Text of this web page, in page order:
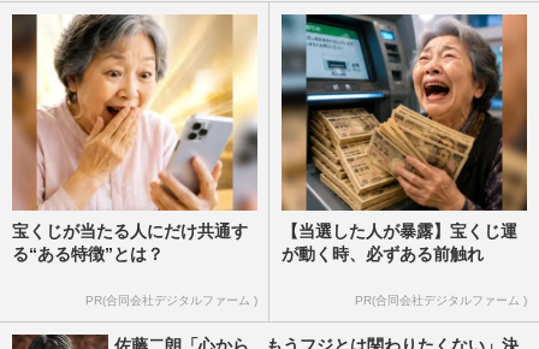
宝くじが当たる人にだけ共通す
る“ある特徴”とは？
PR(合同会社デジタルファーム )
【当選した人が暴露】宝くじ運
が動く時、必ずある前触れ
PR(合同会社デジタルファーム )
佐藤二朗「心から、もうフジとは関わりたくない」決